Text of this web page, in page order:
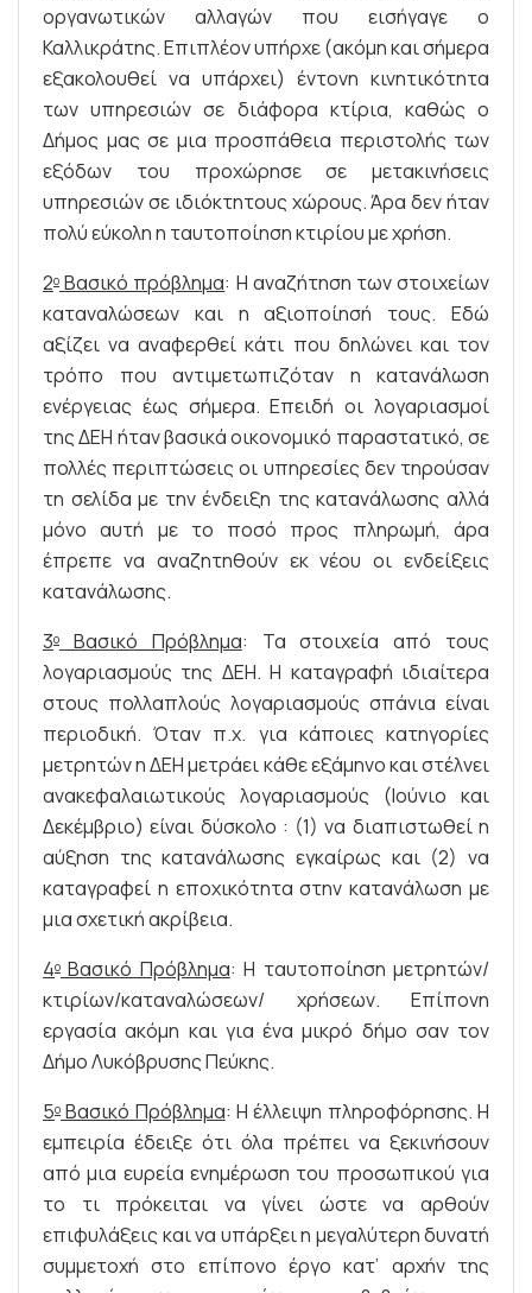
οργανωτικών αλλαγών που εισήγαγε ο
Καλλικράτης. Επιπλέον υπήρχε (ακόμη και σήμερα
εξακολουθεί να υπάρχει) έντονη κινητικότητα
των υπηρεσιών σε διάφορα κτίρια, καθώς ο
Δήμος μας σε μια προσπάθεια περιστολής των
εξόδων του προχώρησε σε μετακινήσεις
υπηρεσιών σε ιδιόκτητους χώρους. Άρα δεν ήταν
πολύ εύκολη η ταυτοποίηση κτιρίου με χρήση.
2ο Βασικό πρόβλημα: Η αναζήτηση των στοιχείων
καταναλώσεων και η αξιοποίησή τους. Εδώ
αξίζει να αναφερθεί κάτι που δηλώνει και τον
τρόπο που αντιμετωπιζόταν η κατανάλωση
ενέργειας έως σήμερα. Επειδή οι λογαριασμοί
της ΔΕΗ ήταν βασικά οικονομικό παραστατικό, σε
πολλές περιπτώσεις οι υπηρεσίες δεν τηρούσαν
τη σελίδα με την ένδειξη της κατανάλωσης αλλά
μόνο αυτή με το ποσό προς πληρωμή, άρα
έπρεπε να αναζητηθούν εκ νέου οι ενδείξεις
κατανάλωσης.
3ο Βασικό Πρόβλημα: Τα στοιχεία από τους
λογαριασμούς της ΔΕΗ. Η καταγραφή ιδιαίτερα
στους πολλαπλούς λογαριασμούς σπάνια είναι
περιοδική. Όταν π.χ. για κάποιες κατηγορίες
μετρητών η ΔΕΗ μετράει κάθε εξάμηνο και στέλνει
ανακεφαλαιωτικούς λογαριασμούς (Ιούνιο και
Δεκέμβριο) είναι δύσκολο : (1) να διαπιστωθεί η
αύξηση της κατανάλωσης εγκαίρως και (2) να
καταγραφεί η εποχικότητα στην κατανάλωση με
μια σχετική ακρίβεια.
4ο Βασικό Πρόβλημα: Η ταυτοποίηση μετρητών/
κτιρίων/καταναλώσεων/ χρήσεων. Επίπονη
εργασία ακόμη και για ένα μικρό δήμο σαν τον
Δήμο Λυκόβρυσης Πεύκης.
5ο Βασικό Πρόβλημα: Η έλλειψη πληροφόρησης. Η
εμπειρία έδειξε ότι όλα πρέπει να ξεκινήσουν
από μια ευρεία ενημέρωση του προσωπικού για
το τι πρόκειται να γίνει ώστε να αρθούν
επιφυλάξεις και να υπάρξει η μεγαλύτερη δυνατή
συμμετοχή στο επίπονο έργο κατ’ αρχήν της